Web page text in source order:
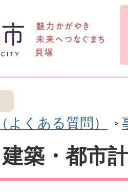
よくある質問）
築・都市